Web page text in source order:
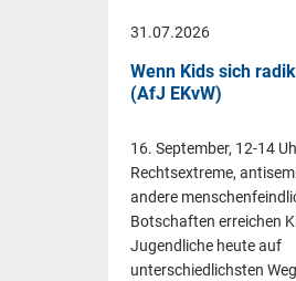
31.07.2026
Wenn Kids sich
(AfJ EKvW)
16. September, 12-14
Rechtsextreme,
andere
Botschaften erreichen
Jugendliche heute auf
unterschiedlichsten